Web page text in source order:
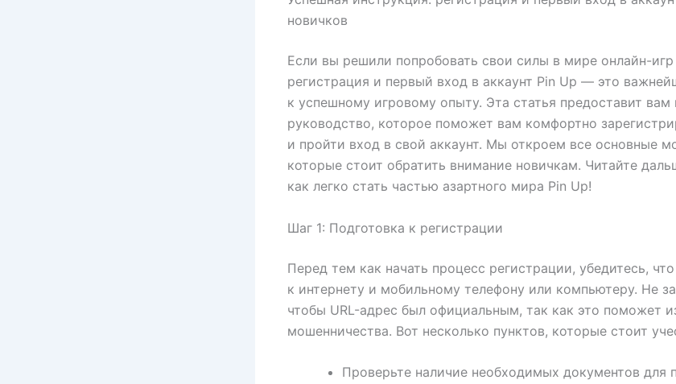
новичков
Если вы решили попробовать свои силы в мире онлайн-игр
регистрация и первый вход в аккаунт Pin Up — это
к успешному игровому опыту. Эта статья предоставит вам
руководство, которое поможет вам комфортно
и пройти вход в свой аккаунт. Мы откроем все основные
которые стоит обратить внимание новичкам. Читайте
как легко стать частью азартного мира Pin Up!
Шаг 1: Подготовка к регистрации
Перед тем как начать процесс регистрации, убедитесь,
к интернету и мобильному телефону или компьютеру. Не
чтобы URL-адрес был официальным, так как это поможет
мошенничества. Вот несколько пунктов, которые стоит
Проверьте наличие необходимых документов для